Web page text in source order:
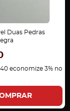
Duas Pedras
economize 3% no